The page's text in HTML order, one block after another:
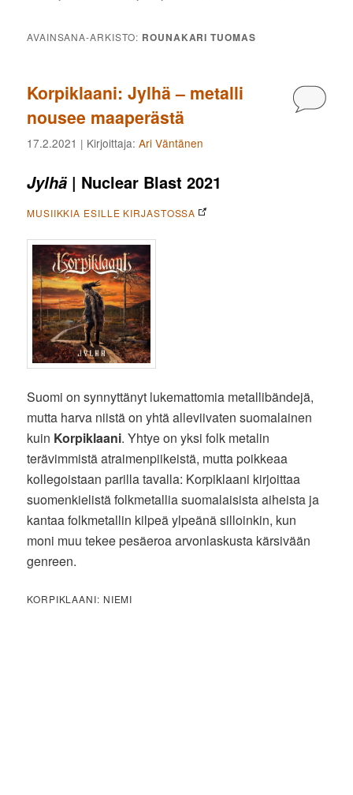
AVAINSANA-ARKISTO: ROUNAKARI TUOMAS
Korpiklaani: Jylhä – metalli
nousee maaperästä
17.2.2021 | Kirjoittaja:Ari Väntänen
Jylhä | Nuclear Blast 2021
MUSIIKKIA ESILLE KIRJASTOSSA
Suomi on synnyttänyt lukemattomia metallibändejä,
mutta harva niistä on yhtä alleviivaten suomalainen
kuin Korpiklaani. Yhtye on yksi folk metalin
terävimmistä atraimenpiikeistä, mutta poikkeaa
kollegoistaan parilla tavalla: Korpiklaani kirjoittaa
suomenkielistä folkmetallia suomalaisista aiheista ja
kantaa folkmetallin kilpeä ylpeänä silloinkin, kun
moni muu tekee pesäeroa arvonlaskusta kärsivään
genreen.
KORPIKLAANI: NIEMI